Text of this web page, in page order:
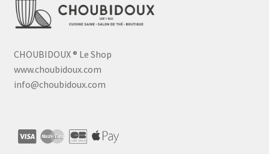
CHOUBIDOUX® Le Shop
www.choubidoux.com
info@choubidoux.com